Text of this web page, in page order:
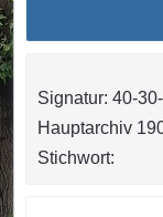
Signatur: 40-
Hauptarchiv
Stichwort: